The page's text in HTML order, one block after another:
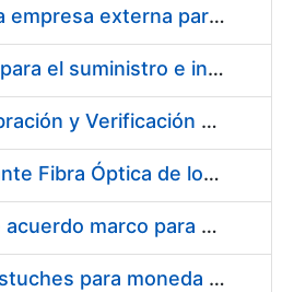
Servicios de una empresa externa para el asesoramiento y resolución de los recursos de alzada que se presentan relacionados con procesos de selección para la FNMT-RCM
Acuerdo marco para el suministro e instalación de persianas, estores y otros complementos
Servicio de Calibración y Verificación Externa de los Equipos de Medición del Servicio de Prevención de la FNMT-RCM
Conexión mediante Fibra Óptica de los Centros de Proceso de Datos (CPDs) de las sedes de la FNMT-RCM de Burgos y Madrid
Contratación de acuerdo marco para el Suministro de Material de Electricidad para la Fábrica Nacional de Moneda y Timbre-Real Casa de la Moneda en su centro de trabajo de Burgos
Suministro de estuches para moneda de 30 €